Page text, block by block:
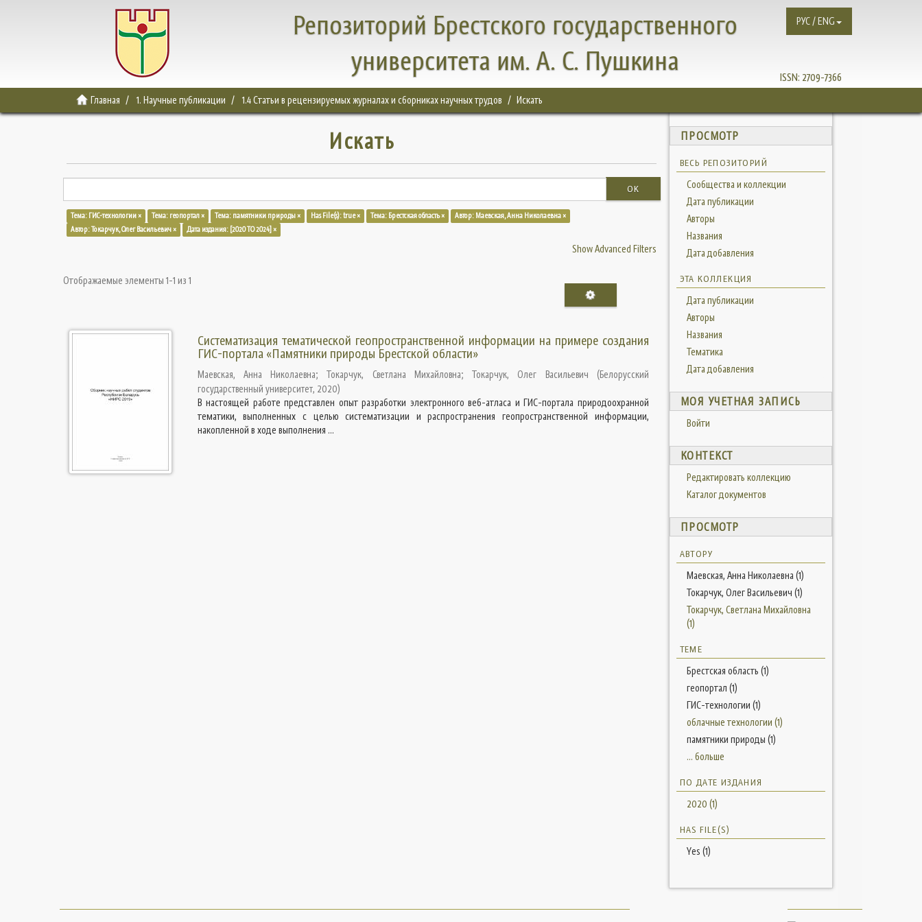
Репозиторий Брестского государственного
университета им. А. С. Пушкина
ISSN: 2709-7366
РУС / ENG
Главная 1. Научные публикации 1.4 Статьи в рецензируемых журналах и сборниках научных трудов Искать
Искать
OK
Тема: ГИС-технологии × Тема: геопортал × Тема: памятники природы × Has File(s): true × Тема: Брестская область ×
Автор: Маевская, Анна Николаевна ×
Автор: Токарчук, Олег Васильевич ×
Дата издания: [2020 TO 2024] ×
Show Advanced Filters
Отображаемые элементы 1-1 из 1
Систематизация тематической геопространственной информации на примере создания
ГИС-портала «Памятники природы Брестской области»
Маевская, Анна Николаевна;Токарчук, Светлана Михайловна;Токарчук, Олег Васильевич (Белорусский
государственный университет, 2020)
В настоящей работе представлен опыт разработки электронного веб-атласа и ГИС-портала природоохранной
тематики, выполненных с целью систематизации и распространения геопространственной информации,
накопленной в ходе выполнения ...
ПРОСМОТР
ВЕСЬ РЕПОЗИТОРИЙ
Сообщества и коллекции
Дата публикации
Авторы
Названия
Дата добавления
ЭТА КОЛЛЕКЦИЯ
Дата публикации
Авторы
Названия
Тематика
Дата добавления
МОЯ УЧЕТНАЯ ЗАПИСЬ
Войти
КОНТЕКСТ
Редактировать коллекцию
Каталог документов
ПРОСМОТР
АВТОРУ
Маевская, Анна Николаевна (1)
Токарчук, Олег Васильевич (1)
Токарчук, Светлана Михайловна
(1)
ТЕМЕ
Брестская область (1)
геопортал (1)
ГИС-технологии (1)
облачные технологии (1)
памятники природы (1)
... больше
ПО ДАТЕ ИЗДАНИЯ
2020 (1)
HAS FILE(S)
Yes (1)